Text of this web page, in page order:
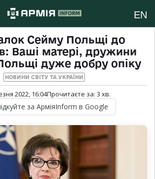
EN
Сейму Польщі до
Ваші матері, дружини
дуже добру опіку
НОВИНИ СВІТУ ТА УКРАЇНИ
2022, 16:04Прочитаєте за: 3 хв.
за АрміяInform в Google